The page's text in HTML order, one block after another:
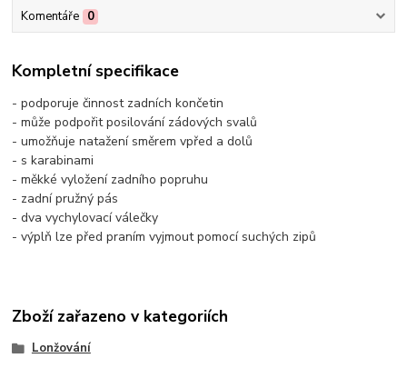
Komentáře 0
Kompletní specifikace
- podporuje činnost zadních končetin
- může podpořit posilování zádových svalů
- umožňuje natažení směrem vpřed a dolů
- s karabinami
- měkké vyložení zadního popruhu
- zadní pružný pás
- dva vychylovací válečky
- výplň lze před praním vyjmout pomocí suchých zipů
Zboží zařazeno v kategoriích
Lonžování